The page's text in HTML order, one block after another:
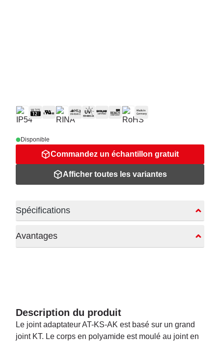
Disponible
Commandez un échantillon gratuit
Afficher toutes les variantes
Spécifications
Avantages
Description du produit
Le joint adaptateur AT-KS-AK est basé sur un grand
joint KT. Le corps en polyamide est moulé au joint en